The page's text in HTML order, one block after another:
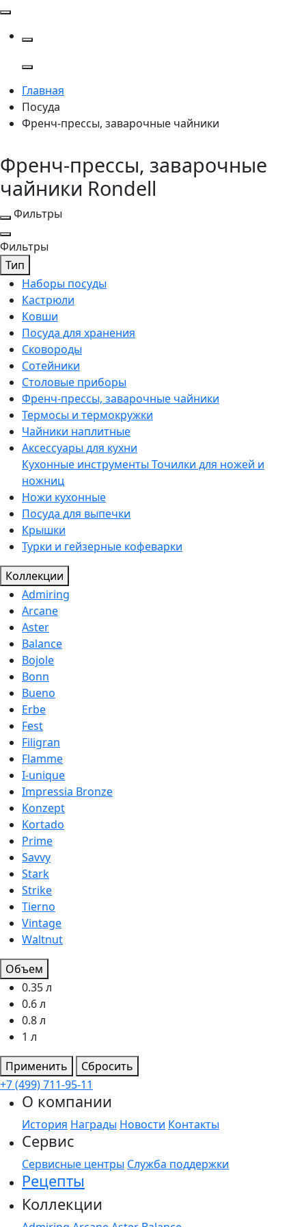
Главная
Посуда
Френч-прессы, заварочные чайники
Френч-прессы, заварочные
чайники Rondell
Фильтры
Фильтры
Тип
Наборы посуды
Кастрюли
Ковши
Посуда для хранения
Сковороды
Сотейники
Столовые приборы
Френч-прессы, заварочные чайники
Термосы и термокружки
Чайники наплитные
Аксессуары для кухни
Кухонные инструменты Точилки для ножей и
ножниц
Ножи кухонные
Посуда для выпечки
Крышки
Турки и гейзерные кофеварки
Коллекции
Admiring
Arcane
Aster
Balance
Bojole
Bonn
Bueno
Erbe
Fest
Filigran
Flamme
I-unique
Impressia Bronze
Konzept
Kortado
Prime
Savvy
Stark
Strike
Tierno
Vintage
Waltnut
Объем
0.35 л
0.6 л
0.8 л
1 л
Применить
Сбросить
+7 (499) 711-95-11
О компании
История Награды Новости Контакты
Сервис
Сервисные центры Служба поддержки
Рецепты
Коллекции